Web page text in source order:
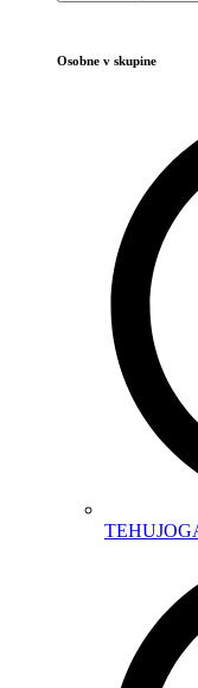
Osobne v skupine